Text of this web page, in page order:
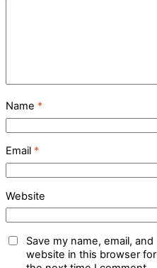
Name *
Email *
Website
Save my name, email, and
website in this browser for